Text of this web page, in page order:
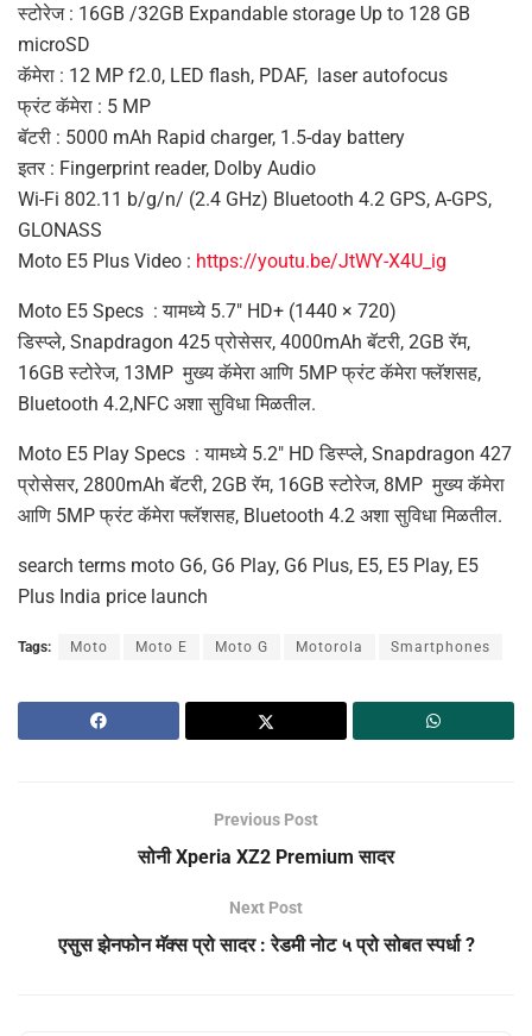
स्टोरेज : 16GB /32GB Expandable storage Up to 128 GB
microSD
कॅमेरा : 12 MP f2.0, LED flash, PDAF, laser autofocus
फ्रंट कॅमेरा : 5 MP
बॅटरी : 5000 mAh Rapid charger, 1.5-day battery
इतर : Fingerprint reader, Dolby Audio
Wi-Fi 802.11 b/g/n/ (2.4 GHz) Bluetooth 4.2 GPS, A-GPS,
GLONASS
Moto E5 Plus Video : https://youtu.be/JtWY-X4U_ig
Moto E5 Specs : यामध्ये 5.7″ HD+ (1440 × 720)
डिस्प्ले, Snapdragon 425 प्रोसेसर, 4000mAh बॅटरी, 2GB रॅम,
16GB स्टोरेज, 13MP मुख्य कॅमेरा आणि 5MP फ्रंट कॅमेरा फ्लॅशसह,
Bluetooth 4.2,NFC अशा सुविधा मिळतील.
Moto E5 Play Specs : यामध्ये 5.2″ HD डिस्प्ले, Snapdragon 427
प्रोसेसर, 2800mAh बॅटरी, 2GB रॅम, 16GB स्टोरेज, 8MP मुख्य कॅमेरा
आणि 5MP फ्रंट कॅमेरा फ्लॅशसह, Bluetooth 4.2 अशा सुविधा मिळतील.
search terms moto G6, G6 Play, G6 Plus, E5, E5 Play, E5
Plus India price launch
Tags: Moto Moto E Moto G Motorola Smartphones
Previous Post
सोनी Xperia XZ2 Premium सादर
Next Post
एसुस झेनफोन मॅक्स प्रो सादर : रेडमी नोट ५ प्रो सोबत स्पर्धा ?